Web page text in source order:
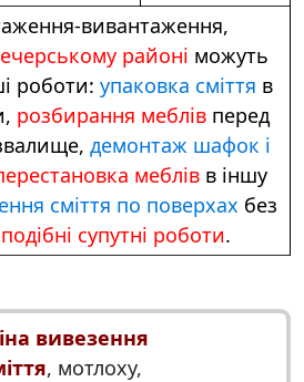
вивантаження,
районі можуть
роботи: упаковка сміття в
розбирання меблівперед
демонтаж шафок і
меблівв іншу
сміття по поверхах без
супутні роботи.
вивезення
, мотлоху,